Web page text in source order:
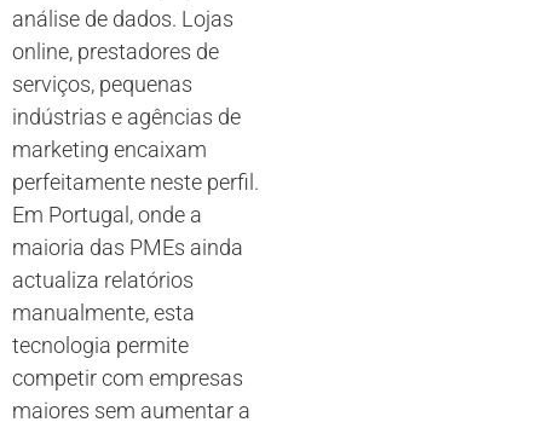
análise de dados. Lojas
online, prestadores de
serviços, pequenas
indústrias e agências de
marketing encaixam
perfeitamente neste perfil.
Em Portugal, onde a
maioria das PMEs ainda
actualiza relatórios
manualmente, esta
tecnologia permite
competir com empresas
maiores sem aumentar a